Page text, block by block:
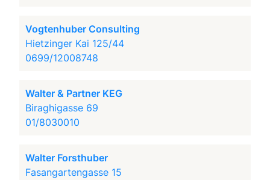
Vogtenhuber Consulting
Hietzinger Kai 125/44
0699/12008748
Walter & Partner KEG
Biraghigasse 69
01/8030010
Walter Forsthuber
Fasangartengasse 15